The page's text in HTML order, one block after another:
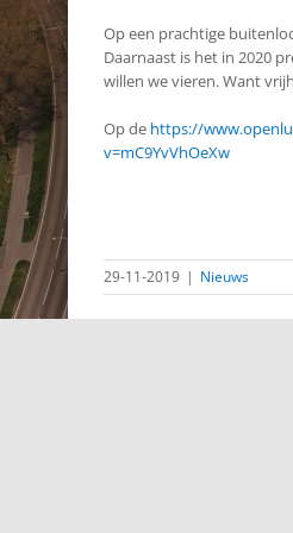
Op een prachtige
Daarnaast is het in 2020
willen we vieren. Want
Op de https://
v=mC9YvVhOeXw
29-11-2019 | Nieuws